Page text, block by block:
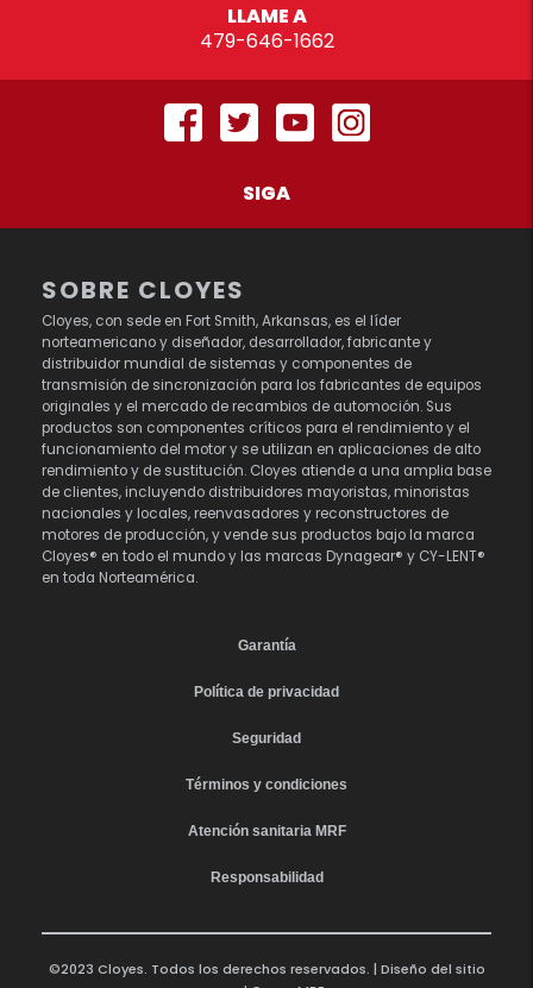
LLAME A
479-646-1662
SIGA
SOBRE CLOYES
Cloyes, con sede en Fort Smith, Arkansas, es el líder
norteamericano y diseñador, desarrollador, fabricante y
distribuidor mundial de sistemas y componentes de
transmisión de sincronización para los fabricantes de equipos
originales y el mercado de recambios de automoción. Sus
productos son componentes críticos para el rendimiento y el
funcionamiento del motor y se utilizan en aplicaciones de alto
rendimiento y de sustitución. Cloyes atiende a una amplia base
de clientes, incluyendo distribuidores mayoristas, minoristas
nacionales y locales, reenvasadores y reconstructores de
motores de producción, y vende sus productos bajo la marca
Cloyes® en todo el mundo y las marcas Dynagear® y CY-LENT®
en toda Norteamérica.
Garantía
Política de privacidad
Seguridad
Términos y condiciones
Atención sanitaria MRF
Responsabilidad
©2023 Cloyes. Todos los derechos reservados. | Diseño del sitio